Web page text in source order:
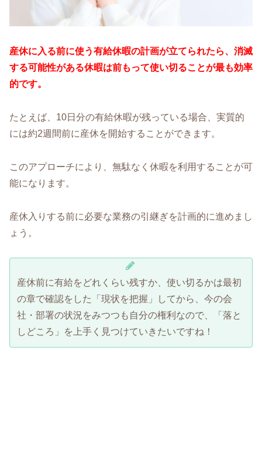
産休に入る前に使う有給休暇の計画が立てられたら、消滅
する可能性がある休暇は前もって使い切ることが最も効率
的です。
たとえば、10日分の有給休暇が残っている場合、実質的
には約2週間前に産休を開始することができます。
このアプローチにより、無駄なく休暇を利用することが可
能になります。
産休入りする前に必要な業務の引継ぎを計画的に進めまし
ょう。
産休前に有給をどれくらい残すか、使い切るかは最初
の章で確認をした「現状を把握」してから、今の会
社・部署の状況をみつつも自分の権利なので、「落と
しどころ」を上手く見つけていきたいですね！